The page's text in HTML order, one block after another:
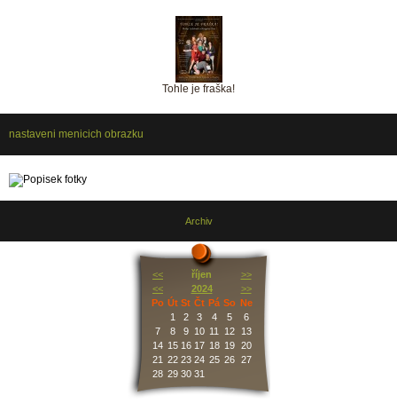
Tohle je fraška!
nastaveni menicich obrazku
Archiv
<< říjen
>>
<<
2024
>>
Po Út St Čt Pá So Ne
1
2 3 4 5
6
7
8 9 10 11 12
13
14 15 16 17 18 19 20
21 22 23 24 25 26 27
28 29 30 31